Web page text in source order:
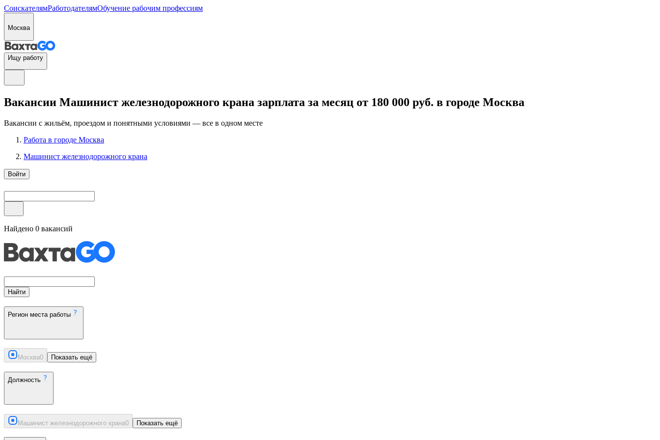
СоискателямРаботодателямОбучение рабочим профессиям
Москва
Ищу работу
Вакансии Машинист железнодорожного крана зарплата за месяц от 180 000 руб. в городе Москва
Вакансии с жильём, проездом и понятными условиями — все в одном месте
Работа в городе Москва
Машинист железнодорожного крана
Войти
Найдено 0 вакансий
Найти
Регион места работы
Москва0 Показать ещё
Должность
Машинист железнодорожного крана0 Показать ещё